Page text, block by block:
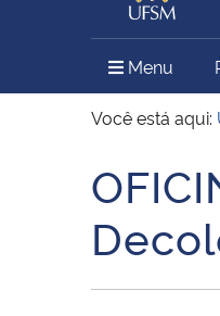
Ministério do
Secretaria de
Menu
Você está aqui:
Início do